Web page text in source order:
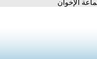
الإخوان